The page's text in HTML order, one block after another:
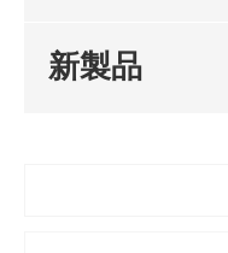
新製品